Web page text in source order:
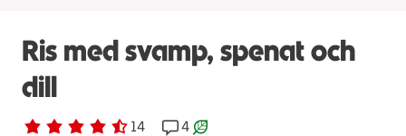
Ris med svamp, spenat och
dill
Betyg 4.1 av 5. 14
14 personer har röstatReceptet har 4 kommentarer
4 Receptet är ett klimartsmart val.